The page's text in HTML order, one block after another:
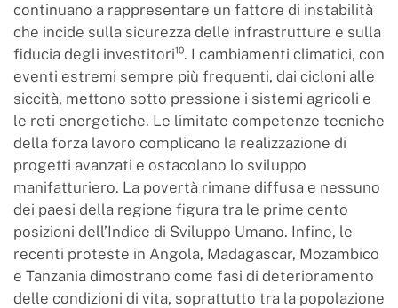
continuano a rappresentare un fattore di instabilità
che incide sulla sicurezza delle infrastrutture e sulla
fiducia degli investitori¹⁰. I cambiamenti climatici, con
eventi estremi sempre più frequenti, dai cicloni alle
siccità, mettono sotto pressione i sistemi agricoli e
le reti energetiche. Le limitate competenze tecniche
della forza lavoro complicano la realizzazione di
progetti avanzati e ostacolano lo sviluppo
manifatturiero. La povertà rimane diffusa e nessuno
dei paesi della regione figura tra le prime cento
posizioni dell’Indice di Sviluppo Umano. Infine, le
recenti proteste in Angola, Madagascar, Mozambico
e Tanzania dimostrano come fasi di deterioramento
delle condizioni di vita, soprattutto tra la popolazione